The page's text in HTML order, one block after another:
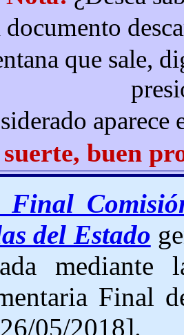
documento
que sale,
suerte, buen
Final
del Estado
mediante
Final
05/2018].